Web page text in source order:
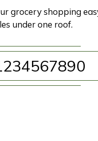
grocery shopping
under one roof.